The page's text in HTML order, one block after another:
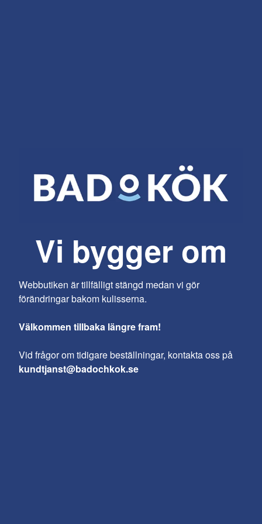
Vi bygger om
Webbutiken är tillfälligt stängd medan vi gör
förändringar bakom kulisserna.
Välkommen tillbaka längre fram!
Vid frågor om tidigare beställningar, kontakta oss på
kundtjanst@badochkok.se